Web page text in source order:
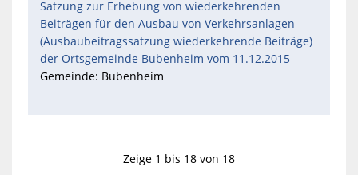
Satzung zur Erhebung von wiederkehrenden
Beiträgen für den Ausbau von Verkehrsanlagen
(Ausbaubeitragssatzung wiederkehrende Beiträge)
der Ortsgemeinde Bubenheim vom 11.12.2015
Gemeinde: Bubenheim
Zeige 1 bis 18 von 18